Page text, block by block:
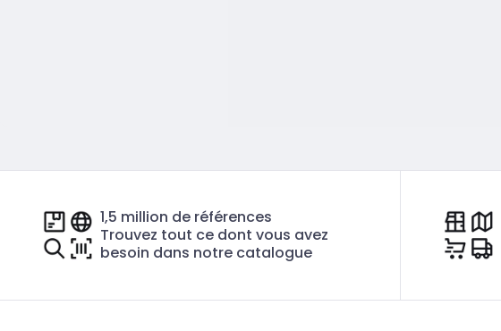
1,5 million de références
Trouvez tout ce dont vous avez
besoin dans notre catalogue